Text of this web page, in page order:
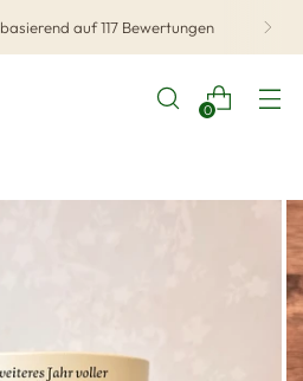
basierend auf 117 Bewertungen
0